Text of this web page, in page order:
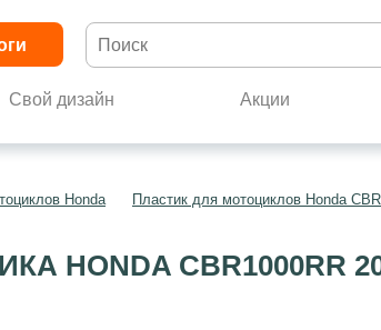
Свой дизайн Акции
Honda Пластик для мотоциклов Honda
HONDA CBR1000RR